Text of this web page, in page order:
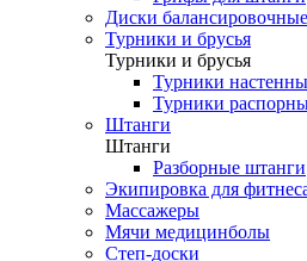
Диски балансировочные
Турники и брусья
Турники и брусья
Турники
Турники
Штанги
Штанги
Разборные штанги
Экипировка для
Массажеры
Мячи медицинболы
Степ-доски